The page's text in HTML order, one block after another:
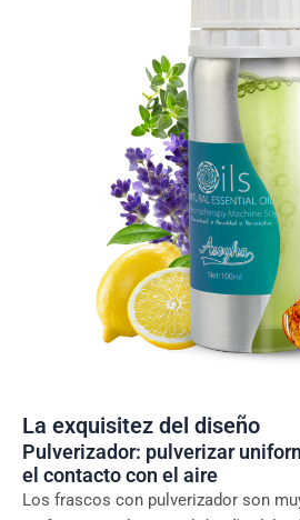
La exquisitez del diseño
Pulverizador: pulverizar
el contacto con el aire
Los frascos con pulverizador son